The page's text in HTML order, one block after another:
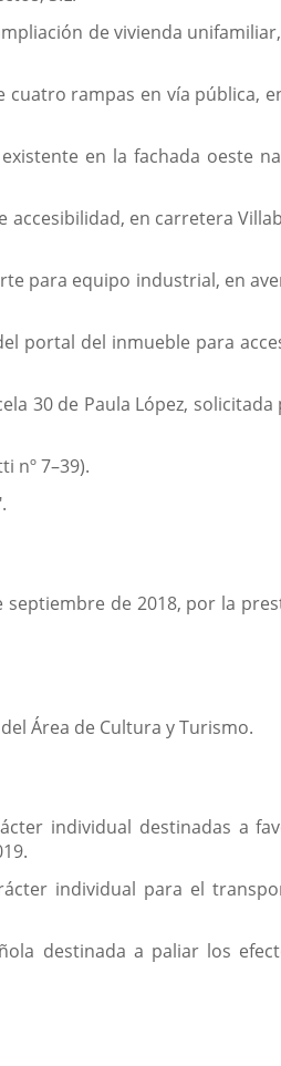
de vivienda unifamiliar,
rampas en vía pública, en
en la fachada oeste
en carretera
para equipo industrial, en
portal del inmueble para
30 de Paula López,
nº 7–39).
de 2018, por la
Área de Cultura y Turismo.
individual destinadas a
individual para el
destinada a paliar los